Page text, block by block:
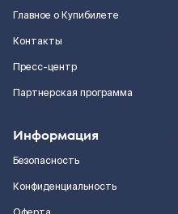
Главное о Купибилете
Контакты
Пресс-центр
Партнерская программа
Информация
Безопасность
Конфиденциальность